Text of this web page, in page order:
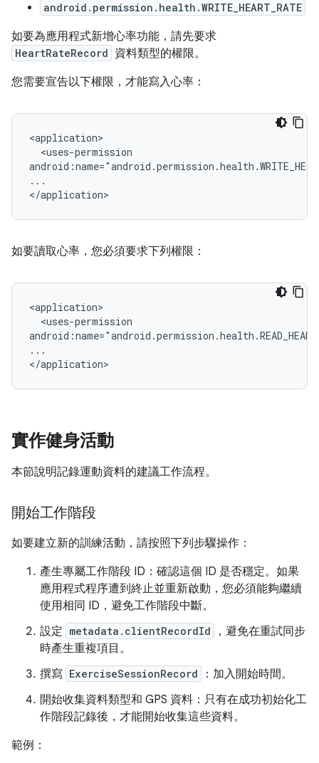
android.permission.health.WRITE_HEART_RATE
如要為應用程式新增心率功能，請先要求
HeartRateRecord 資料類型的權限。
您需要宣告以下權限，才能寫入心率：
<uses-permission
...
如要讀取心率，您必須要求下列權限：
<uses-permission
...
實作健身活動
本節說明記錄運動資料的建議工作流程。
開始工作階段
如要建立新的訓練活動，請按照下列步驟操作：
產生專屬工作階段 ID：確認這個 ID 是否穩定。如果
應用程式程序遭到終止並重新啟動，您必須能夠繼續
使用相同 ID，避免工作階段中斷。
設定 metadata.clientRecordId
，避免在重試同步
時產生重複項目。
撰寫 ExerciseSessionRecord
：加入開始時間。
開始收集資料類型和 GPS 資料：只有在成功初始化工
作階段記錄後，才能開始收集這些資料。
範例：